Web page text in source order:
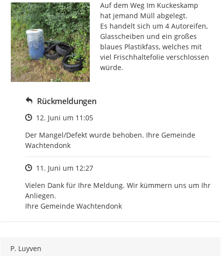
Auf dem Weg Im Kuckeskamp
hat jemand Müll abgelegt.
Es handelt sich um 4 Autoreifen,
Glasscheiben und ein großes
blaues Plastikfass, welches mit
viel Frischhaltefolie verschlossen
würde.
Rückmeldungen
Zeitpunkt des Erstellens
12. Juni um 11:05
Der Mangel/Defekt wurde behoben. Ihre Gemeinde
Wachtendonk
Zeitpunkt des Erstellens
11. Juni um 12:27
Vielen Dank für Ihre Meldung. Wir kümmern uns um Ihr
Anliegen.
Ihre Gemeinde Wachtendonk
P. Luyven